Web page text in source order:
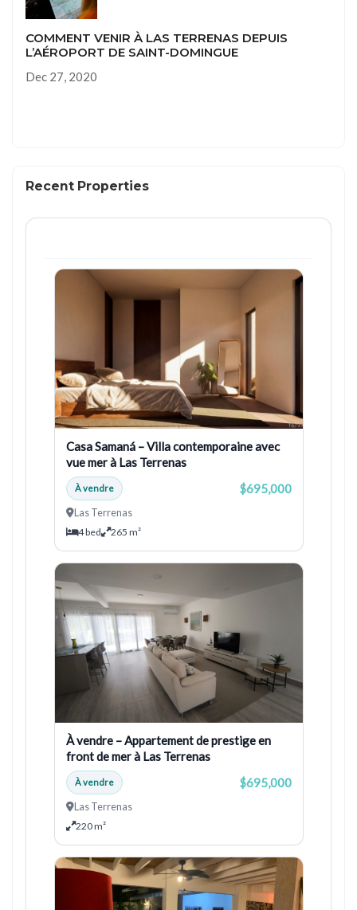
COMMENT VENIR À LAS TERRENAS DEPUIS
L’AÉROPORT DE SAINT-DOMINGUE
Dec 27, 2020
Recent Properties
Casa Samaná – Villa contemporaine avec
vue mer à Las Terrenas
À vendre $695,000
Las Terrenas
4 bed 265 m²
À vendre – Appartement de prestige en
front de mer à Las Terrenas
À vendre $695,000
Las Terrenas
220 m²